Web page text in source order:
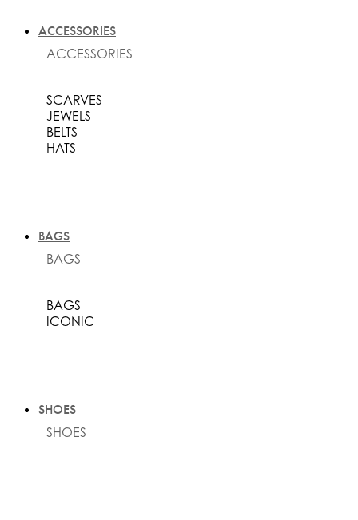
ACCESSORIES
ACCESSORIES
SCARVES
JEWELS
BELTS
HATS
BAGS
BAGS
BAGS
ICONIC
SHOES
SHOES